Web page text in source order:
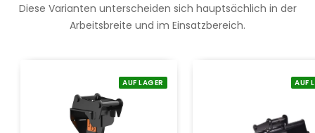
Diese Varianten unterscheiden sich hauptsächlich in der
Arbeitsbreite und im Einsatzbereich.
AUF LAGER AUF